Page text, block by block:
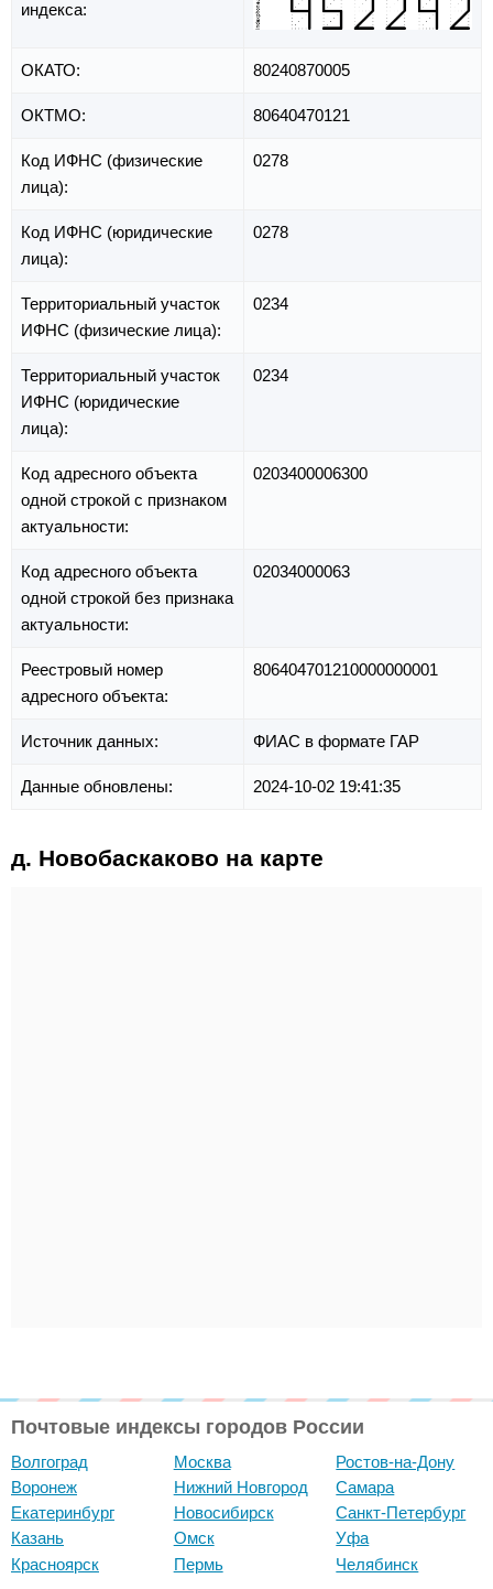
индекса:
ОКАТО: 80240870005
ОКТМО: 80640470121
Код ИФНС (физические
лица):
0278
Код ИФНС (юридические
лица):
0278
Территориальный участок
ИФНС (физические лица):
0234
Территориальный участок
ИФНС (юридические
лица):
0234
Код адресного объекта
одной строкой с признаком
актуальности:
0203400006300
Код адресного объекта
одной строкой без признака
актуальности:
02034000063
Реестровый номер
адресного объекта:
806404701210000000001
Источник данных: ФИАС в формате ГАР
Данные обновлены: 2024-10-02 19:41:35
д. Новобаскаково на карте
Почтовые индексы городов России
Волгоград
Воронеж
Екатеринбург
Казань
Красноярск
Москва
Нижний Новгород
Новосибирск
Омск
Пермь
Ростов-на-Дону
Самара
Санкт-Петербург
Уфа
Челябинск